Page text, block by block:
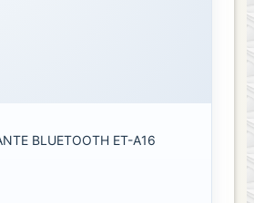
BLUETOOTH ET-A16